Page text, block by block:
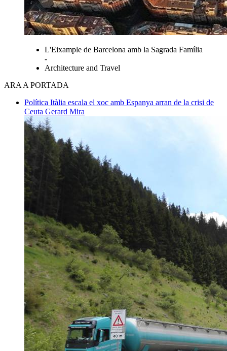
L'Eixample de Barcelona amb la Sagrada Família
-
Architecture and Travel
ARA A PORTADA
Política Itàlia escala el xoc amb Espanya arran de la crisi de
Ceuta Gerard Mira